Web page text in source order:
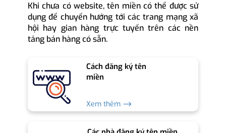
Khi chưa có website, tên miền có thể được sử
dụng để chuyển hướng tới các trang mạng xã
hội hay gian hàng trực tuyến trên các nền
tảng bán hàng có sẵn.
Cách đăng ký tên
miền
Xem thêm ⟶